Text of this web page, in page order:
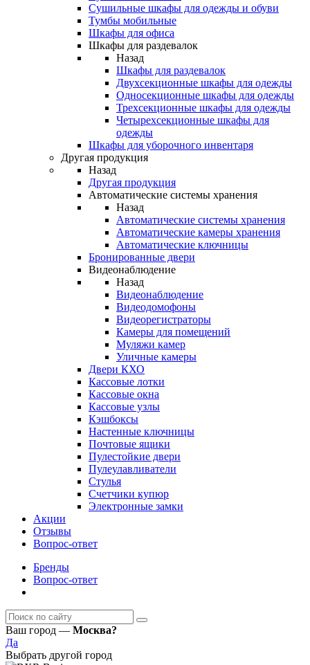
Сушильные шкафы для одежды и обуви
Тумбы мобильные
Шкафы для офиса
Шкафы для раздевалок
Назад
Шкафы для раздевалок
Двухсекционные шкафы для одежды
Односекционные шкафы для одежды
Трехсекционные шкафы для одежды
Четырехсекционные шкафы для
одежды
Шкафы для уборочного инвентаря
Другая продукция
Назад
Другая продукция
Автоматические системы хранения
Назад
Автоматические системы хранения
Автоматические камеры хранения
Автоматические ключницы
Бронированные двери
Видеонаблюдение
Назад
Видеонаблюдение
Видеодомофоны
Видеорегистраторы
Камеры для помещений
Муляжи камер
Уличные камеры
Двери КХО
Кассовые лотки
Кассовые окна
Кассовые узлы
Кэшбоксы
Настенные ключницы
Почтовые ящики
Пулестойкие двери
Пулеулавливатели
Стулья
Счетчики купюр
Электронные замки
Акции
Отзывы
Вопрос-ответ
Бренды
Вопрос-ответ
Ваш город — Москва?
Да
Выбрать другой город